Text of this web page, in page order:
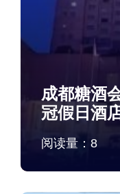
成都糖酒
冠假日酒
阅读量： 8